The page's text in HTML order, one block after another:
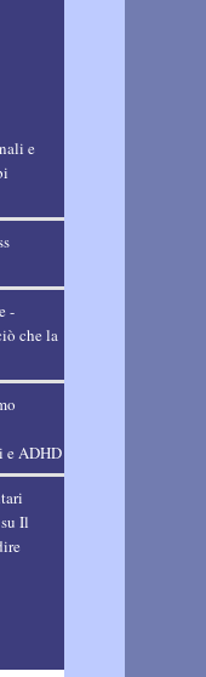
e
-
che la
e ADHD
suIl